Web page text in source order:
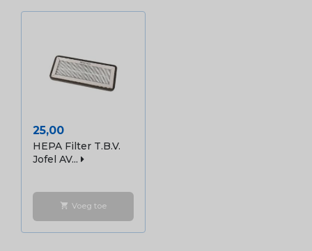
Prijs
25,00
HEPA Filter T.b.v.
Jofel AV...
shopping_cart Voeg toe